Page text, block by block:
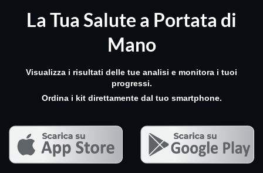
La Tua Salute a Portata di
Mano
Visualizza i risultati delle tue analisi e monitora i tuoi
progressi.
Ordina i kit direttamente dal tuo smartphone.